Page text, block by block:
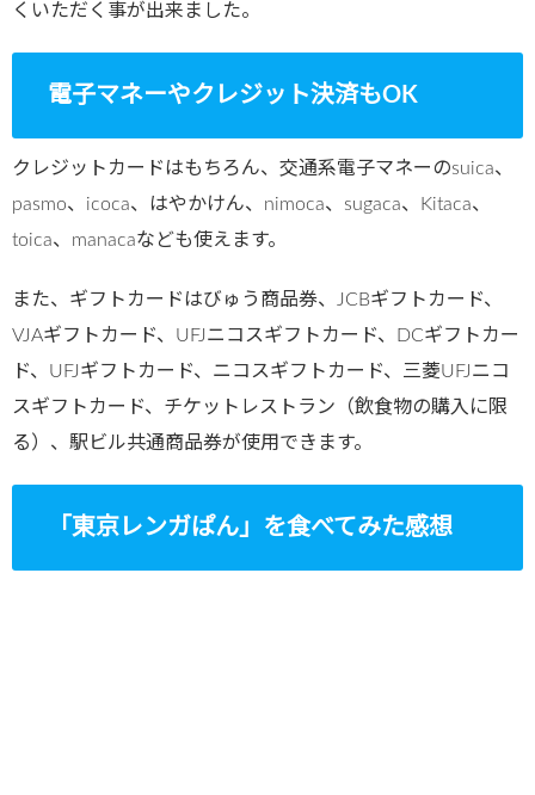
くいただく事が出来ました。
電子マネーやクレジット決済もOK
クレジットカードはもちろん、交通系電子マネーのsuica、
pasmo、icoca、はやかけん、nimoca、sugaca、Kitaca、
toica、manacaなども使えます。
また、ギフトカードはびゅう商品券、JCBギフトカード、
VJAギフトカード、UFJニコスギフトカード、DCギフトカー
ド、UFJギフトカード、ニコスギフトカード、三菱UFJニコ
スギフトカード、チケットレストラン（飲食物の購入に限
る）、駅ビル共通商品券が使用できます。
「東京レンガぱん」を食べてみた感想